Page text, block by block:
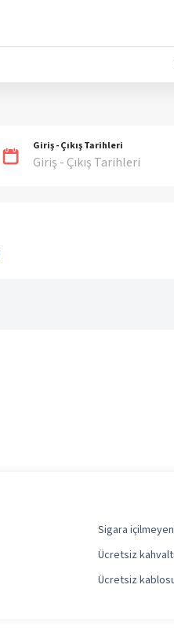
Giriş - Çıkış Tarihleri
Giriş - Çıkış Tarihleri
Sigara
Ücretsiz kahvaltı
Ücretsiz